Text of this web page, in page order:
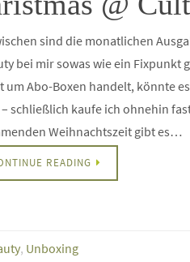
sind die monatlichen
bei mir sowas wie ein Fixpunkt
um Abo-Boxen handelt, könnte
schließlich kaufe ich ohnehin
Weihnachtszeit gibt es…
READING
, Unboxing